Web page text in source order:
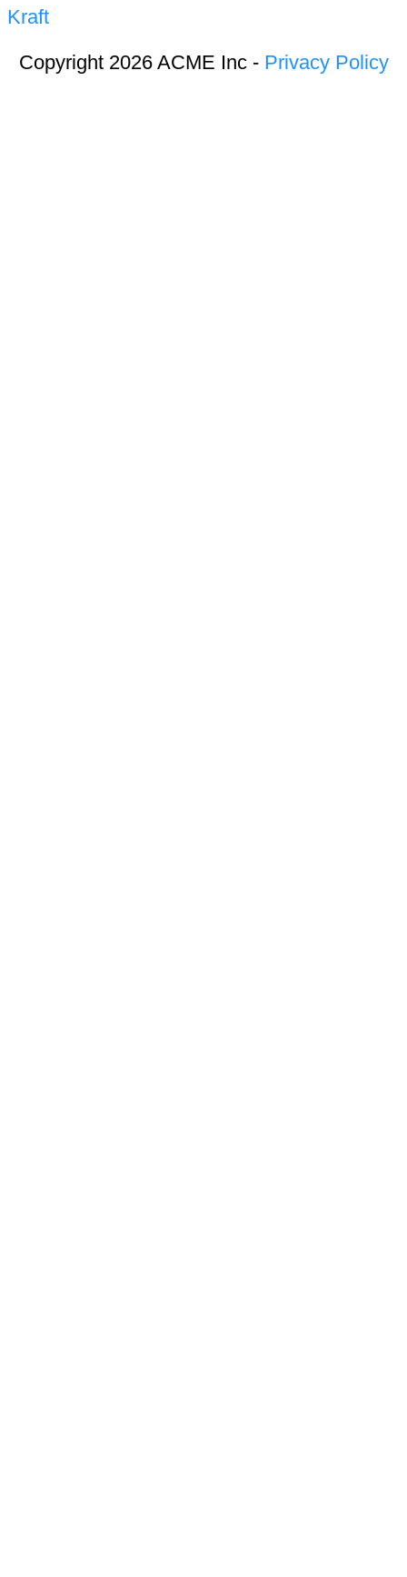
Kraft
Copyright 2026 ACME Inc - Privacy Policy